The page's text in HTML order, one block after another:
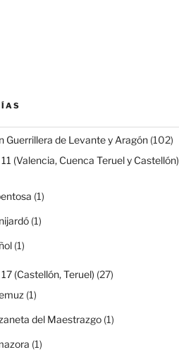
Guerrillera de Levante y Aragón(102)
(Valencia, Cuenca Teruel y Castellón)
(1)
(1)
(1)
(Castellón, Teruel) (27)
(1)
del Maestrazgo(1)
(1)